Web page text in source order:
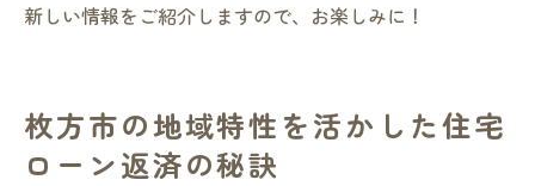
新しい情報をご紹介しますので、お楽しみに！
枚方市の地域特性を活かした住宅
ローン返済の秘訣